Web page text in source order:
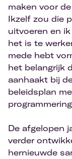
maken voor
Ikzelf zou die
uitvoeren en
het is te
mede hebt
het belangrijk
aanhaakt bij
beleidsplan
De afgelopen
verder
hernieuwde